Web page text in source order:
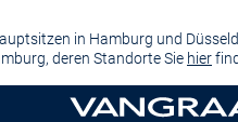
in Hamburg und
deren Standorte Sie hier